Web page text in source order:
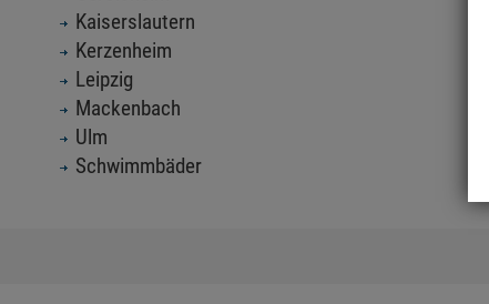
Kaiserslautern
Kerzenheim
Leipzig
Mackenbach
Ulm
Schwimmbäder